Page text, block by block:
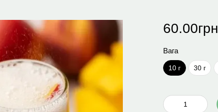
60.00грн
Вага
10 г 30 г